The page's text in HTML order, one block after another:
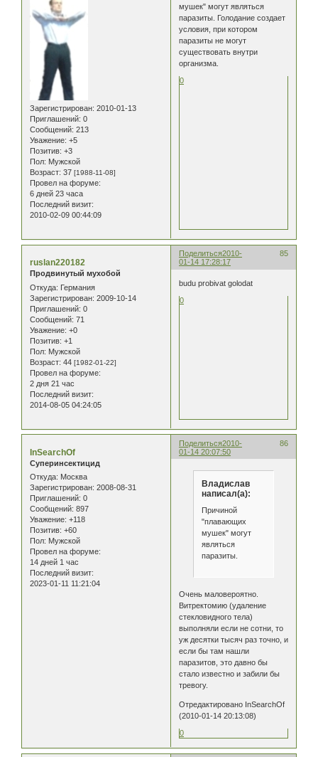
Зарегистрирован: 2010-01-13
Приглашений: 0
Сообщений: 213
Уважение: +5
Позитив: +3
Пол: Мужской
Возраст: 37 [1988-11-08]
Провел на форуме:
6 дней 23 часа
Последний визит:
2010-02-09 00:44:09
мушек" могут являться
паразиты. Голодание создает
условия, при котором
паразиты не могут
существовать внутри
организма.
0
Поделиться 85
2010-
01-14 17:28:17
ruslan220182
Продвинутый мухобой
Откуда: Германия
Зарегистрирован: 2009-10-14
Приглашений: 0
Сообщений: 71
Уважение: +0
Позитив: +1
Пол: Мужской
Возраст: 44 [1982-01-22]
Провел на форуме:
2 дня 21 час
Последний визит:
2014-08-05 04:24:05
budu probivat golodat
0
Поделиться 86
2010-
01-14 20:07:50
InSearchOf
Суперинсектицид
Откуда: Москва
Зарегистрирован: 2008-08-31
Приглашений: 0
Сообщений: 897
Уважение: +118
Позитив: +60
Пол: Мужской
Провел на форуме:
14 дней 1 час
Последний визит:
2023-01-11 11:21:04
Владислав
написал(а):
Причиной
"плавающих
мушек" могут
являться
паразиты.
Очень маловероятно.
Витректомию (удаление
стекловидного тела)
выполняли если не сотни, то
уж десятки тысяч раз точно, и
если бы там нашли
паразитов, это давно бы
стало известно и забили бы
тревогу.
Отредактировано InSearchOf
(2010-01-14 20:13:08)
0